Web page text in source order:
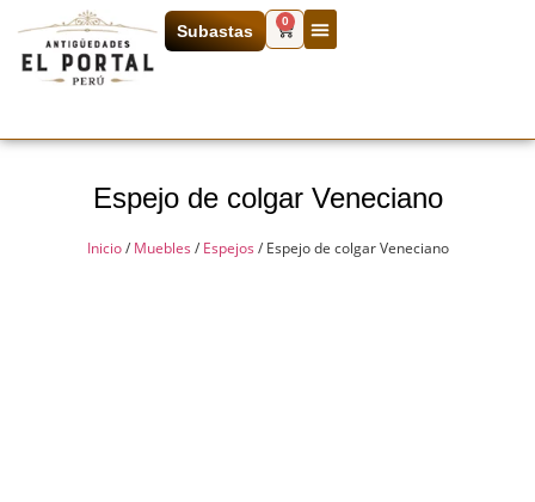
Subastas
0
Espejo de colgar Veneciano
Inicio/ Muebles / Espejos / Espejo de colgar Veneciano